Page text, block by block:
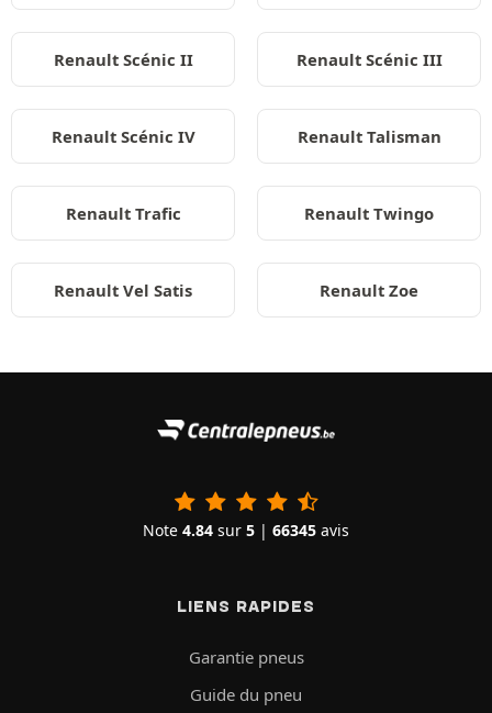
Renault Scénic II Renault Scénic III
Renault Scénic IV Renault Talisman
Renault Trafic Renault Twingo
Renault Vel Satis Renault Zoe
Note 4.84 sur 5 | 66345 avis
LIENS RAPIDES
Garantie pneus
Guide du pneu